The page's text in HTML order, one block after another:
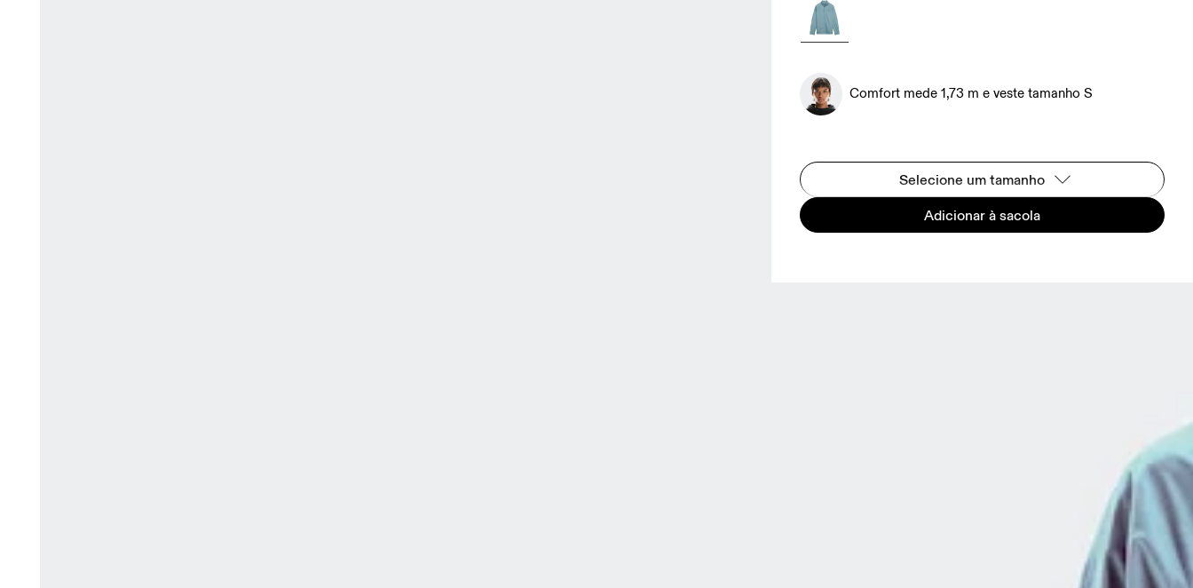
Comfort mede 1,73 m e veste tamanho S
Selecione um tamanho
Adicionar à sacola